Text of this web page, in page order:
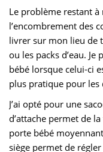
Le problème restant
l’encombrement des
livrer sur mon lieu de
ou les packs d’eau.
bébé lorsque celui-ci
plus pratique pour les
J’ai opté pour une
d’attache permet de
porte bébé
siège permet de